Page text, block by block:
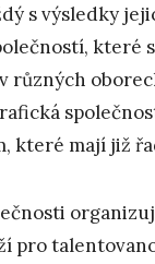
s výsledky
které
různých
které mají již
pro